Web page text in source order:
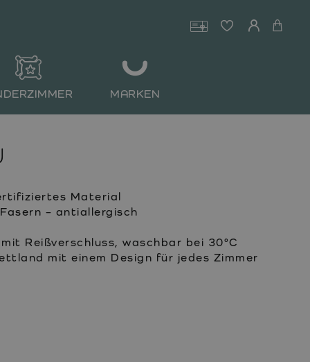
MARKEN
Material
– antiallergisch
Reißverschluss, waschbar bei 30°C
mit einem Design für jedes Zimmer